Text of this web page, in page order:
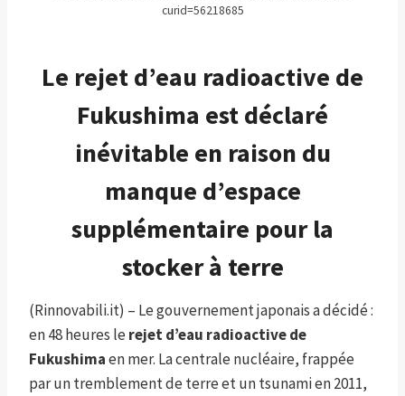
curid=56218685
Le rejet d’eau radioactive de
Fukushima est déclaré
inévitable en raison du
manque d’espace
supplémentaire pour la
stocker à terre
(Rinnovabili.it) – Le gouvernement japonais a décidé :
en 48 heures le rejet d’eau radioactive de
Fukushimaen mer. La centrale nucléaire, frappée
par un tremblement de terre et un tsunami en 2011,